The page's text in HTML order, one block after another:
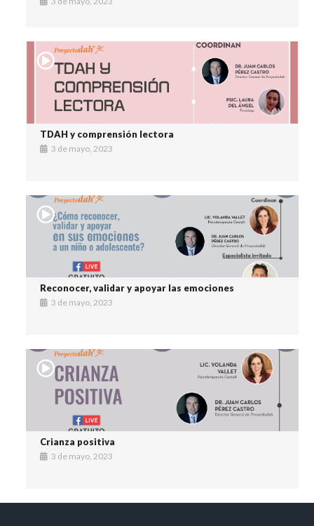
TDAH y comprensión lectora
3 de mayo, 2023
Reconocer, validar y apoyar las emociones
3 de mayo, 2023
Crianza positiva
3 de mayo, 2023